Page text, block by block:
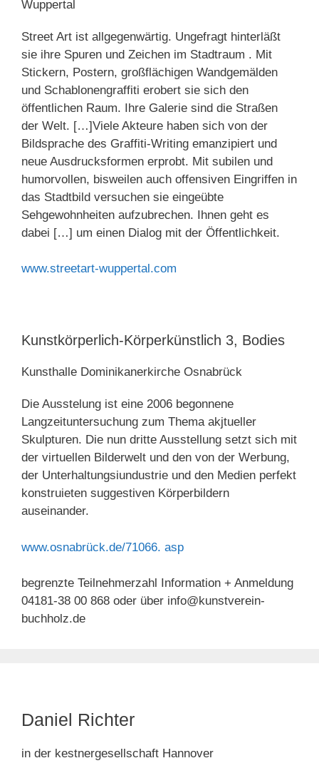
Wuppertal
Street Art ist allgegenwärtig. Ungefragt hinterläßt
sie ihre Spuren und Zeichen im Stadtraum . Mit
Stickern, Postern, großflächigen Wandgemälden
und Schablonengraffiti erobert sie sich den
öffentlichen Raum. Ihre Galerie sind die Straßen
der Welt. […]Viele Akteure haben sich von der
Bildsprache des Graffiti-Writing emanzipiert und
neue Ausdrucksformen erprobt. Mit subilen und
humorvollen, bisweilen auch offensiven Eingriffen in
das Stadtbild versuchen sie eingeübte
Sehgewohnheiten aufzubrechen. Ihnen geht es
dabei […] um einen Dialog mit der Öffentlichkeit.
www.streetart-wuppertal.com
Kunstkörperlich-Körperkünstlich 3, Bodies
Kunsthalle Dominikanerkirche Osnabrück
Die Ausstelung ist eine 2006 begonnene
Langzeituntersuchung zum Thema akjtueller
Skulpturen. Die nun dritte Ausstellung setzt sich mit
der virtuellen Bilderwelt und den von der Werbung,
der Unterhaltungsiundustrie und den Medien perfekt
konstruieten suggestiven Körperbildern
auseinander.
www.osnabrück.de/71066. asp
begrenzte Teilnehmerzahl Information + Anmeldung
04181-38 00 868 oder über info@kunstverein-
buchholz.de
Daniel Richter
in der kestnergesellschaft Hannover